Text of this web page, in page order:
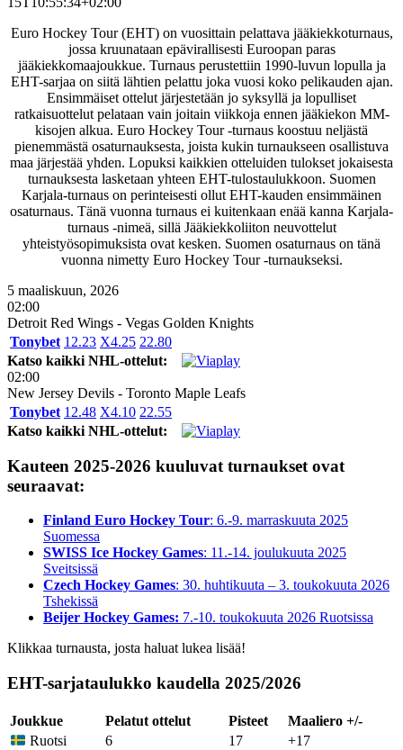
Euro Hockey Tour (EHT) on vuosittain pelattava jääkiekkoturnaus,
jossa kruunataan epävirallisesti Euroopan paras
jääkiekkomaajoukkue. Turnaus perustettiin 1990-luvun lopulla ja
EHT-sarjaa on siitä lähtien pelattu joka vuosi koko pelikauden ajan.
Ensimmäiset ottelut järjestetään jo syksyllä ja lopulliset
ratkaisuottelut pelataan vain joitain viikkoja ennen jääkiekon MM-
kisojen alkua. Euro Hockey Tour -turnaus koostuu neljästä
pienemmästä osaturnauksesta, joista kukin turnaukseen osallistuva
maa järjestää yhden. Lopuksi kaikkien otteluiden tulokset jokaisesta
turnauksesta lasketaan yhteen EHT-tulostaulukkoon. Suomen
Karjala-turnaus on perinteisesti ollut EHT-kauden ensimmäinen
osaturnaus. Tänä vuonna turnaus ei kuitenkaan enää kanna Karjala-
turnaus -nimeä, sillä Jääkiekkoliiton neuvottelut
yhteistyösopimuksista ovat kesken. Suomen osaturnaus on tänä
vuonna nimetty Euro Hockey Tour -turnaukseksi.
5 maaliskuun, 2026
02:00
Detroit Red Wings - Vegas Golden Knights
Tonybet 1 2.23 X4.25 22.80
Katso kaikki NHL-ottelut:
02:00
New Jersey Devils - Toronto Maple Leafs
Tonybet 1 2.48 X4.10 22.55
Katso kaikki NHL-ottelut:
Kauteen 2025-2026 kuuluvat turnaukset ovat
seuraavat:
Finland Euro Hockey Tour: 6.-9. marraskuuta 2025
Suomessa
SWISS Ice Hockey Games: 11.-14. joulukuuta 2025
Sveitsissä
Czech Hockey Games: 30. huhtikuuta – 3. toukokuuta 2026
Tshekissä
Beijer Hockey Games: 7.-10. toukokuuta 2026 Ruotsissa
Klikkaa turnausta, josta haluat lukea lisää!
EHT-sarjataulukko kaudella 2025/2026
Joukkue Pelatut ottelut Pisteet
Maaliero +/-
Ruotsi
6 17
+17